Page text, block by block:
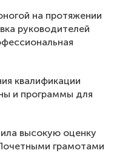
на протяжении
руководителей
квалификации
и программы для
высокую оценку
грамотами